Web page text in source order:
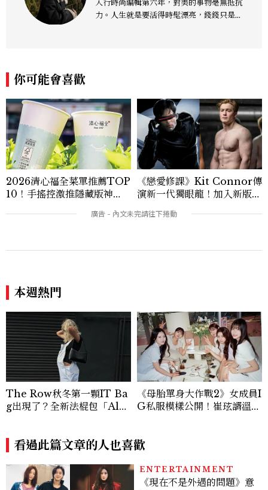
入行時尚編輯第六年，對美的事物毫無抵抗
力。人生就是要活得時髦漂亮，錢錢只是變
你可能會喜歡
2026清心福全菜單推薦TOP
10！手搖控激推隱藏版神
《戀愛修課》Kit Connor傳
演新一代獨眼龍！加入新版
Sink
本週熱門
The Row秋冬第一顆IT Ba
g出現了？全新法棍包「Alm
《母胎單身大作戰2》女成員I
G私服模樣公開！崔玹諝溫柔
看過此篇文章的人也喜歡
ENTERTAINMENT
《現在不是外遇的問題》意